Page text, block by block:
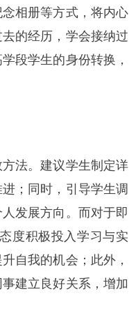
相册等方式，将内心
的经历，学会接纳过
段学生的身份转换，
法。建议学生制定详
；同时，引导学生调
发展方向。而对于即
度积极投入学习与实
自我的机会；此外，
建立良好关系，增加